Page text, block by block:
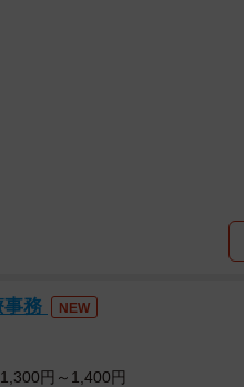
事務 NEW
円～1,400円